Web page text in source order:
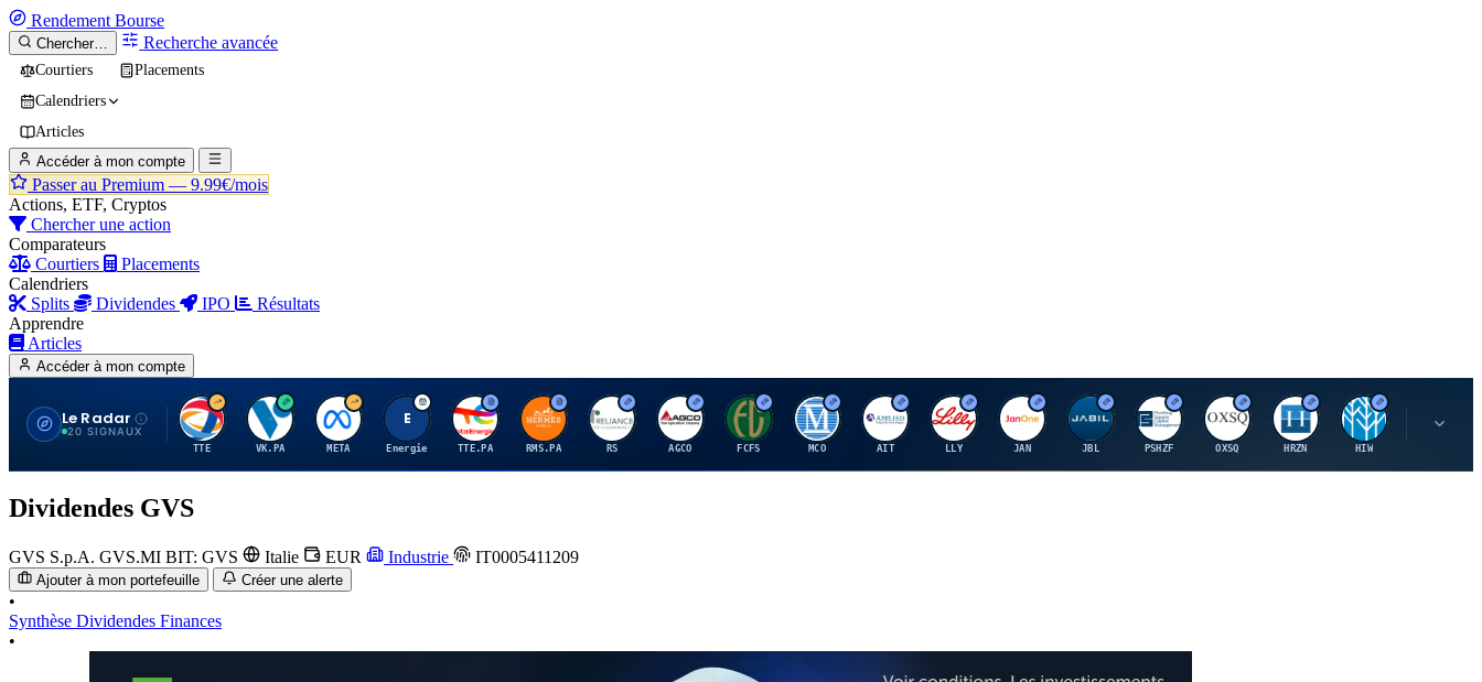
Rendement Bourse
Chercher… Recherche avancée
Courtiers
Placements
Calendriers
Articles
Accéder à mon compte
Passer au Premium — 9.99€/mois
Actions, ETF, Cryptos
Chercher une action
Comparateurs
Courtiers
Placements
Calendriers
Splits
Dividendes IPO
Résultats
Apprendre
Articles
Accéder à mon compte
Le Radar
20 SIGNAUX
T
TTE
V
VK.PA
M
META
E
Energie
T
TTE.PA
H
RMS.PA
R
RS
A
AGCO
F
FCFS
M
MCO
A
AIT
E
LLY
J
JAN
J
JBL
P
PSHZF
O
OXSQ
H
HRZN
H
HIW
U
Dividendes GVS
GVS S.p.A. GVS.MI BIT: GVS Italie EUR Industrie IT0005411209
Ajouter à mon portefeuille Créer une alerte
•
Synthèse Dividendes Finances
•